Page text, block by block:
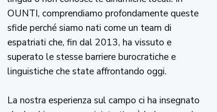
OUNTI, comprendiamo profondamente queste
sfide perché siamo nati come un team di
espatriati che, fin dal 2013, ha vissuto e
superato le stesse barriere burocratiche e
linguistiche che state affrontando oggi.
La nostra esperienza sul campo ci ha insegnato